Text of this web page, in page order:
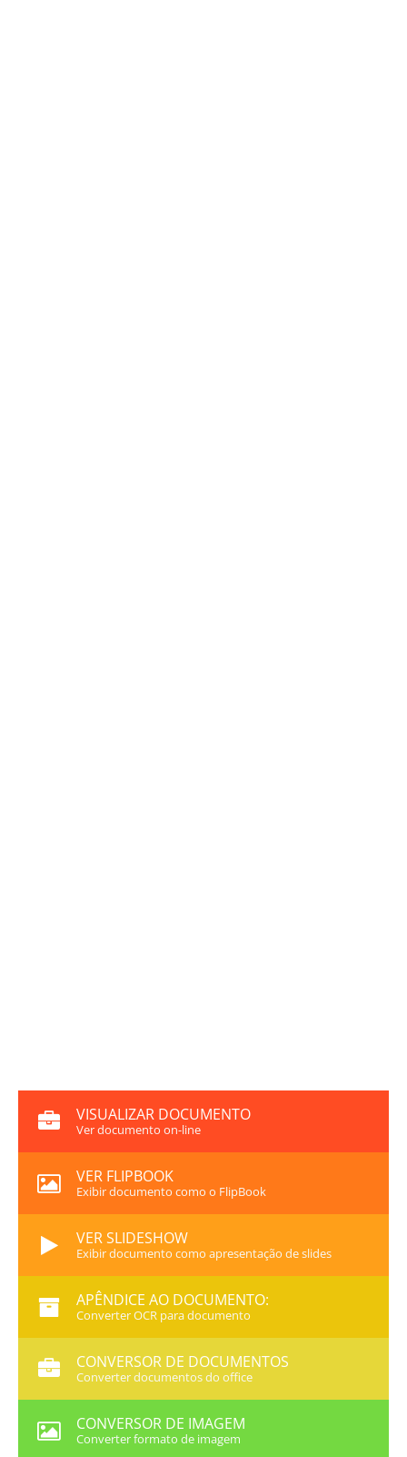
VISUALIZAR DOCUMENTO
Ver documento on-line
VER FLIPBOOK
Exibir documento como o FlipBook
VER SLIDESHOW
Exibir documento como apresentação de slides
APÊNDICE AO DOCUMENTO:
Converter OCR para documento
CONVERSOR DE DOCUMENTOS
Converter documentos do office
CONVERSOR DE IMAGEM
Converter formato de imagem